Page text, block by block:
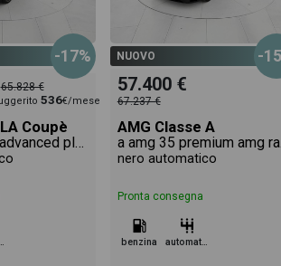
-17%
65.828 €
536€/mese
Coupè
200 amg line advanced plus 4matic auto
NUOVO -
57.400 €
67.237 €
AMG Classe A
a amg
nero automatico
Pronta consegna
benzina automatico